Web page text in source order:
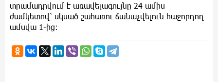
տրամադրվում է առավելագույնը 24 ամիս
ժամկետով՝ սկսած շահառու ճանաչվելուն հաջորդող
ամսվա 1-ից։